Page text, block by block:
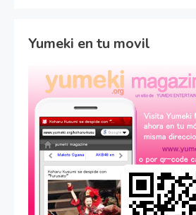
Yumeki en tu movil